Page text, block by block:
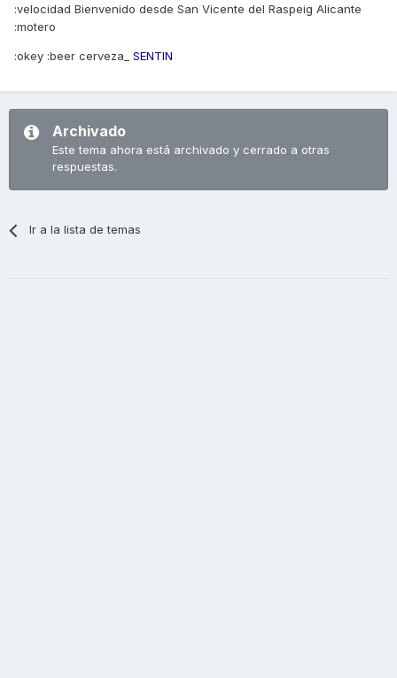
:velocidad Bienvenido desde San Vicente del Raspeig Alicante
:motero
:okey :beer cerveza_ SENTIN
Archivado
Este tema ahora está archivado y cerrado a otras
respuestas.
Ir a la lista de temas